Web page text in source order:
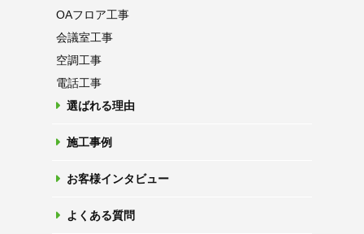
OAフロア工事
会議室工事
空調工事
電話工事
選ばれる理由
施工事例
お客様インタビュー
よくある質問